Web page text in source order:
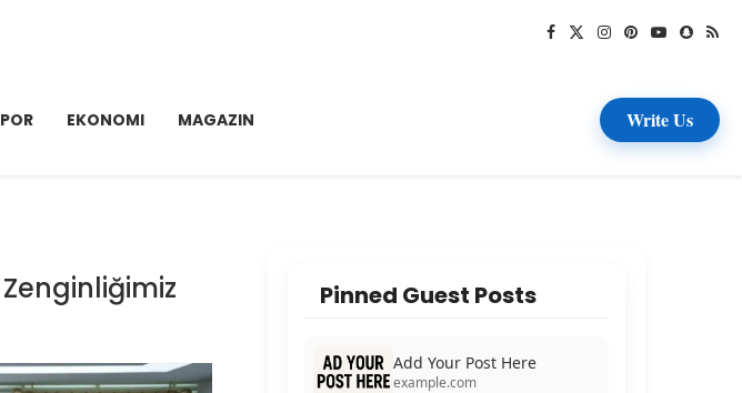
EKONOMI MAGAZIN Write Us
Pinned Guest Posts
Add Your Post Here
example.com